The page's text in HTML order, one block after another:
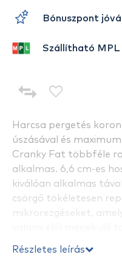
Harcsa pergetés
úszásával és
Cranky Fat többféle
alkalmas. 6,6 cm-es
kiválóan alkalmas
csörgő tökéletesen
mikrorezgéseket,
Részletes leírás
Bónuszpont
Szállítható